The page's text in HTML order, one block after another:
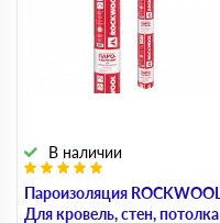
Пароизоляция ROCKWOOL
Для кровель, стен, потолка
В наличии